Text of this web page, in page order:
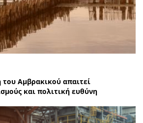
του Αμβρακικού απαιτεί
και πολιτική ευθύνη